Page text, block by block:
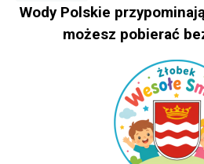
Wody Polskie
możesz pobierać